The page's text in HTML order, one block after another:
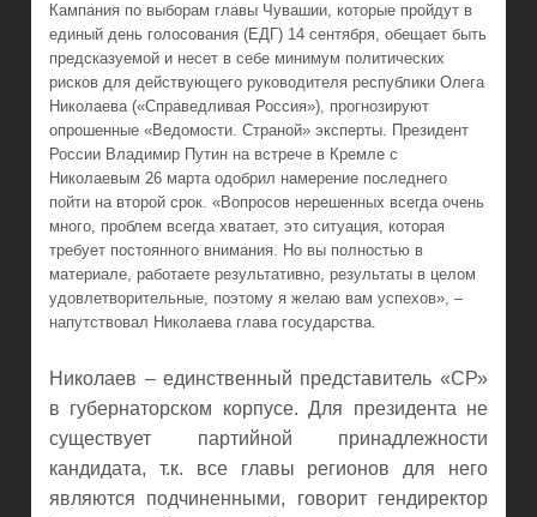
Кампания по выборам главы Чувашии, которые пройдут в
единый день голосования (ЕДГ) 14 сентября, обещает быть
предсказуемой и несет в себе минимум политических
рисков для действующего руководителя республики Олега
Николаева («Справедливая Россия»), прогнозируют
опрошенные «Ведомости. Страной» эксперты. Президент
России Владимир Путин на встрече в Кремле с
Николаевым 26 марта одобрил намерение последнего
пойти на второй срок. «Вопросов нерешенных всегда очень
много, проблем всегда хватает, это ситуация, которая
требует постоянного внимания. Но вы полностью в
материале, работаете результативно, результаты в целом
удовлетворительные, поэтому я желаю вам успехов», –
напутствовал Николаева глава государства.
Николаев – единственный представитель «СР»
в губернаторском корпусе. Для президента не
существует партийной принадлежности
кандидата, т.к. все главы регионов для него
являются подчиненными, говорит гендиректор